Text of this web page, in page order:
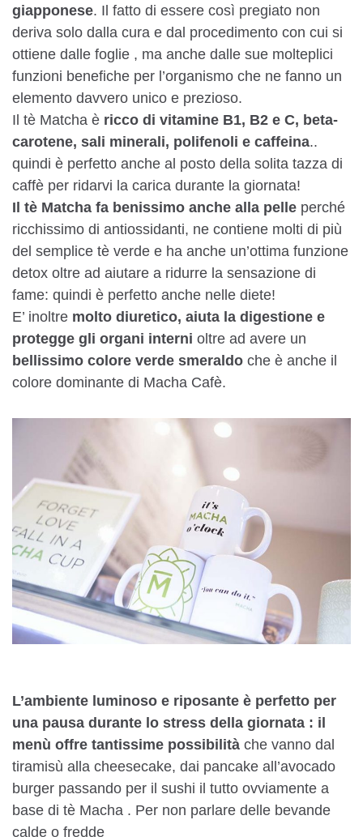
giapponese. Il fatto di essere così pregiato non
deriva solo dalla cura e dal procedimento con cui si
ottiene dalle foglie , ma anche dalle sue molteplici
funzioni benefiche per l’organismo che ne fanno un
elemento davvero unico e prezioso.
Il tè Matcha è ricco di vitamine B1, B2 e C, beta-
carotene, sali minerali, polifenoli e caffeina..
quindi è perfetto anche al posto della solita tazza di
caffè per ridarvi la carica durante la giornata!
Il tè Matcha fa benissimo anche alla pelle perché
ricchissimo di antiossidanti, ne contiene molti di più
del semplice tè verde e ha anche un’ottima funzione
detox oltre ad aiutare a ridurre la sensazione di
fame: quindi è perfetto anche nelle diete!
E’ inoltre molto diuretico, aiuta la digestione e
protegge gli organi interni oltre ad avere un
bellissimo colore verde smeraldo che è anche il
colore dominante di Macha Cafè.
L’ambiente luminoso e riposante è perfetto per
una pausa durante lo stress della giornata : il
menù offre tantissime possibilità che vanno dal
tiramisù alla cheesecake, dai pancake all’avocado
burger passando per il sushi il tutto ovviamente a
base di tè Macha . Per non parlare delle bevande
calde o fredde